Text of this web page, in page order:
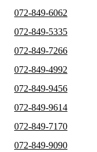
072-849-6062
072-849-5335
072-849-7266
072-849-4992
072-849-9456
072-849-9614
072-849-7170
072-849-9090